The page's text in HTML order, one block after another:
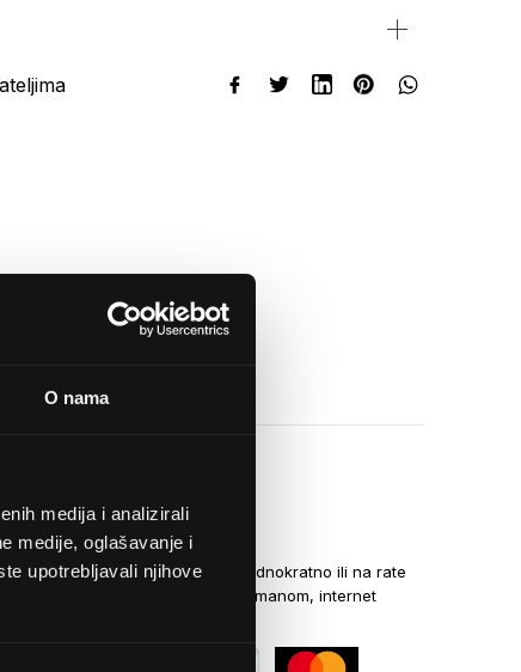
O nama
medija i analizirali
medije, oglašavanje i
upotrebljavali njihove
NAČINI PLAĆANJA
Kreditnim karticama jednokratno ili na rate
općom uplatnicom, virmanom, internet